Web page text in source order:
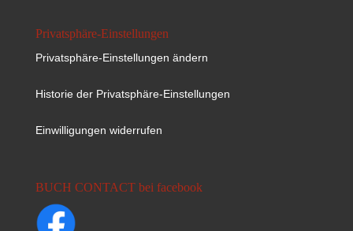
Privatsphäre-Einstellungen
Privatsphäre-Einstellungen ändern
Historie der Privatsphäre-Einstellungen
Einwilligungen widerrufen
BUCH CONTACT bei facebook